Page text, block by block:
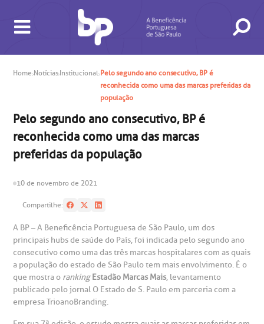
CONSULTAS E EXAMES
in antecipado
de exames
SAC
A BP conta com você para melhorar sempre a qualidade do
atendimento e dos serviços prestados.
A Ouvidoria e SAC são canais para você, cliente da BP, tirar
suas dúvidas, registrar suas reclamações ou fazer elogios
relacionados ao nosso atendimento e aos nossos serviços.
Horário de atendimento: 2ª a 6ª feira das 7h às 18h
CONHEÇA AS UNIDADES
Hospital BP
Saiba mais
do médico
de conduta
Financeiras
de atendimento
de Infarto SUS
de Excelência em Neurologia e
HomeNotíciasInstitucionalPelo segundo ano consecutivo, BP é
reconhecida como uma das marcas preferidas da
população
Pelo segundo ano consecutivo, BP é
reconhecida como uma das marcas
preferidas da população
10 de novembro de 2021
Compartilhe:
A BP – A Beneficência Portuguesa de São Paulo, um dos
principais hubs de saúde do País, foi indicada pelo segundo ano
consecutivo como uma das três marcas hospitalares com as quais
a população do estado de São Paulo tem mais envolvimento. É o
que mostra o ranking Estadão Marcas Mais, levantamento
publicado pelo jornal O Estado de S. Paulo em parceria com a
empresa TrioanoBranding.